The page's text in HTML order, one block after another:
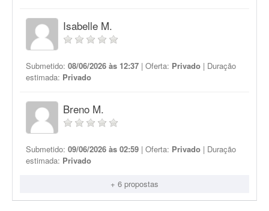
Isabelle M.
Submetido: 08/06/2026 às 12:37 | Oferta: Privado | Duração
estimada: Privado
Breno M.
Submetido: 09/06/2026 às 02:59 | Oferta: Privado | Duração
estimada: Privado
+ 6 propostas